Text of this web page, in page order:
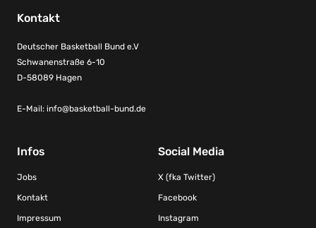
Kontakt
Deutscher Basketball Bund e.V
Schwanenstraße 6-10
D-58089 Hagen
E-Mail: info@basketball-bund.de
Infos
Jobs
Kontakt
Impressum
Social Media
X (fka Twitter)
Facebook
Instagram